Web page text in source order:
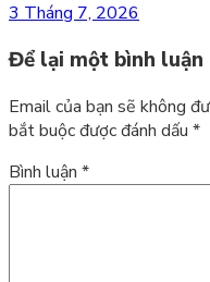
3 Tháng 7, 2026
Để lại một bình luận
Email của bạn sẽ không
bắt buộc được đánh dấu *
Bình luận *